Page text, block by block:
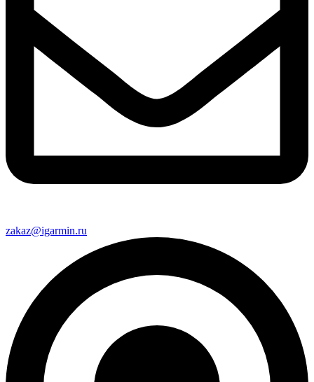
zakaz@igarmin.ru